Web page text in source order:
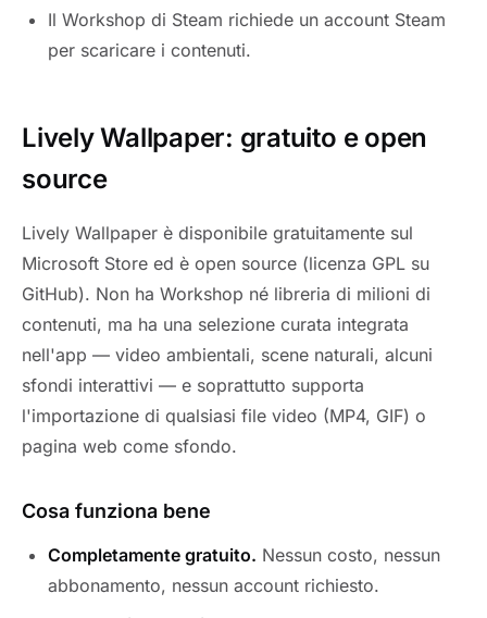
Il Workshop di Steam richiede un account Steam
per scaricare i contenuti.
Lively Wallpaper: gratuito e open
source
Lively Wallpaper è disponibile gratuitamente sul
Microsoft Store ed è open source (licenza GPL su
GitHub). Non ha Workshop né libreria di milioni di
contenuti, ma ha una selezione curata integrata
nell'app — video ambientali, scene naturali, alcuni
sfondi interattivi — e soprattutto supporta
l'importazione di qualsiasi file video (MP4, GIF) o
pagina web come sfondo.
Cosa funziona bene
Completamente gratuito. Nessun costo, nessun
abbonamento, nessun account richiesto.